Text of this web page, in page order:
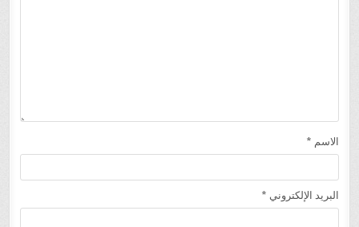
الاسم *
البريد الإلكتروني *